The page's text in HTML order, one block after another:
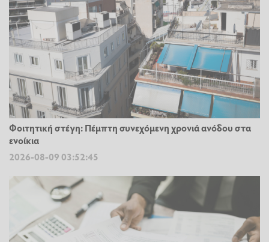
Φοιτητική στέγη: Πέμπτη συνεχόμενη χρονιά ανόδου στα
ενοίκια
2026-08-09 03:52:45